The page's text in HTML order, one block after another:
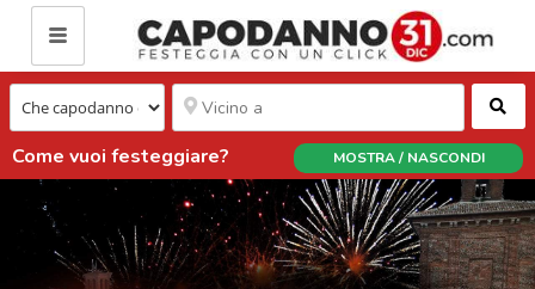
Come vuoi festeggiare? MOSTRA / NASCONDI